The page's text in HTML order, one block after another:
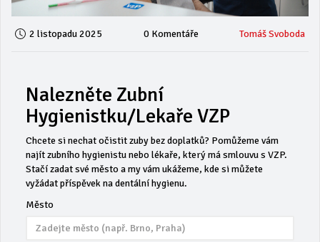
2 listopadu 2025 0 Komentáře Tomáš Svoboda
Nalezněte Zubní
Hygienistku/lekaře VZP
Chcete si nechat očistit zuby bez doplatků? Pomůžeme vám
najít zubního hygienistu nebo lékaře, který má smlouvu s VZP.
Stačí zadat své město a my vám ukážeme, kde si můžete
vyžádat příspěvek na dentální hygienu.
Město